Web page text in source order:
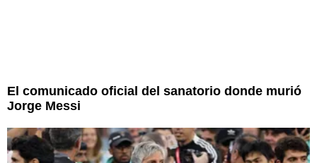
El comunicado oficial del sanatorio donde murió
Jorge Messi